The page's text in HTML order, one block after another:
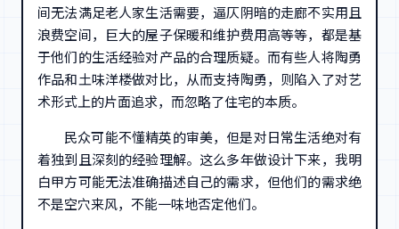
间无法满足老人家生活需要，逼仄阴暗的走廊不实用且
浪费空间，巨大的屋子保暖和维护费用高等等，都是基
于他们的生活经验对产品的合理质疑。而有些人将陶勇
作品和土味洋楼做对比，从而支持陶勇，则陷入了对艺
术形式上的片面追求，而忽略了住宅的本质。
民众可能不懂精英的审美，但是对日常生活绝对有
着独到且深刻的经验理解。这么多年做设计下来，我明
白甲方可能无法准确描述自己的需求，但他们的需求绝
不是空穴来风，不能一味地否定他们。